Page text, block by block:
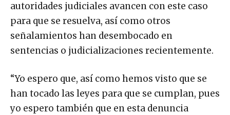
autoridades judiciales avancen con este caso
para que se resuelva, así como otros
señalamientos han desembocado en
sentencias o judicializaciones recientemente.
“Yo espero que, así como hemos visto que se
han tocado las leyes para que se cumplan, pues
yo espero también que en esta denuncia